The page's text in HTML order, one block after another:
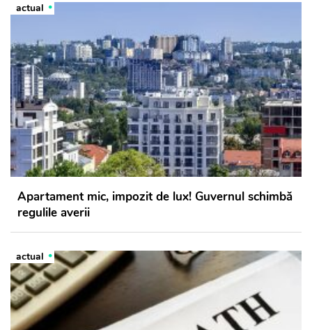
actual
Apartament mic, impozit de lux! Guvernul schimbă
regulile averii
actual